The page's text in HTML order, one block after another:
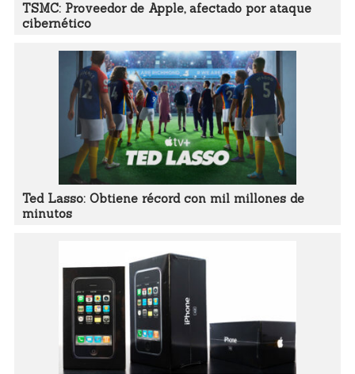
TSMC: Proveedor de Apple, afectado por ataque
cibernético
Ted Lasso: Obtiene récord con mil millones de
minutos